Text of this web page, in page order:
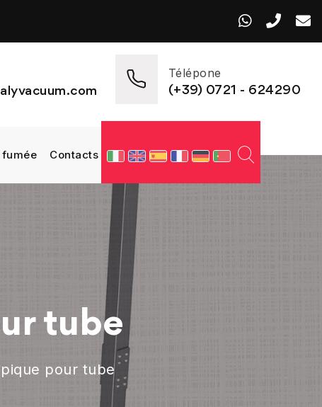
Télépone
(+39) 0721 - 624290
Contacts
tube
pour tube